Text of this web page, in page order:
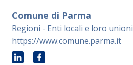
Comune di Parma
Regioni - Enti locali e loro unioni
https://www.comune.parma.it